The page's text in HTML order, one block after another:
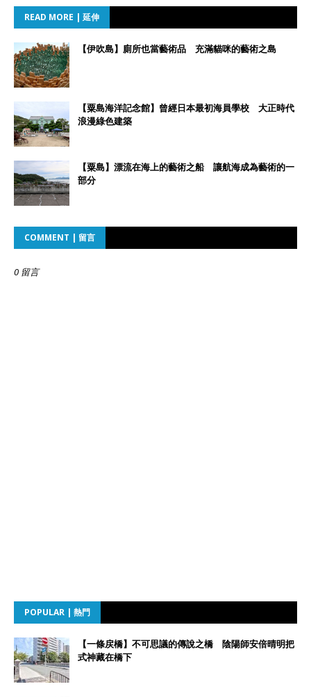
READ MORE | 延伸
【伊吹島】廁所也當藝術品 充滿貓咪的藝術之島
【粟島海洋記念館】曾經日本最初海員學校 大正時代
浪漫綠色建築
【粟島】漂流在海上的藝術之船 讓航海成為藝術的一
部分
COMMENT | 留言
0 留言
POPULAR | 熱門
【一條戻橋】不可思議的傳說之橋 陰陽師安倍晴明把
式神藏在橋下